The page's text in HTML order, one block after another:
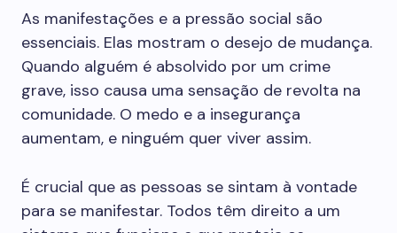
As manifestações e a pressão social são
essenciais. Elas mostram o desejo de mudança.
Quando alguém é absolvido por um crime
grave, isso causa uma sensação de revolta na
comunidade. O medo e a insegurança
aumentam, e ninguém quer viver assim.
É crucial que as pessoas se sintam à vontade
para se manifestar. Todos têm direito a um